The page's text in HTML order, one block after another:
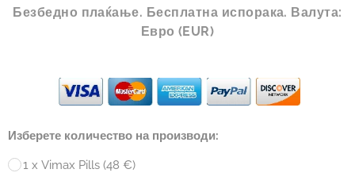
Безбедно плаќање. Бесплатна испорака. Валута:
Евро (EUR)
Изберете количество на производи:
1 x Vimax Pills (48 €)